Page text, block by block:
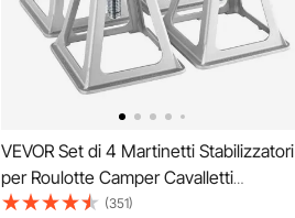
VEVOR Set di 4 Martinetti Stabilizzatori
per Roulotte Camper Cavalletti
Stabilizzatore per Camper Carico max.
(351)